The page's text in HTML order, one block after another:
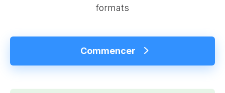
formats
Commencer